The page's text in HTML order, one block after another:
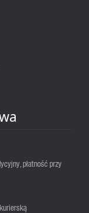
płatność przy